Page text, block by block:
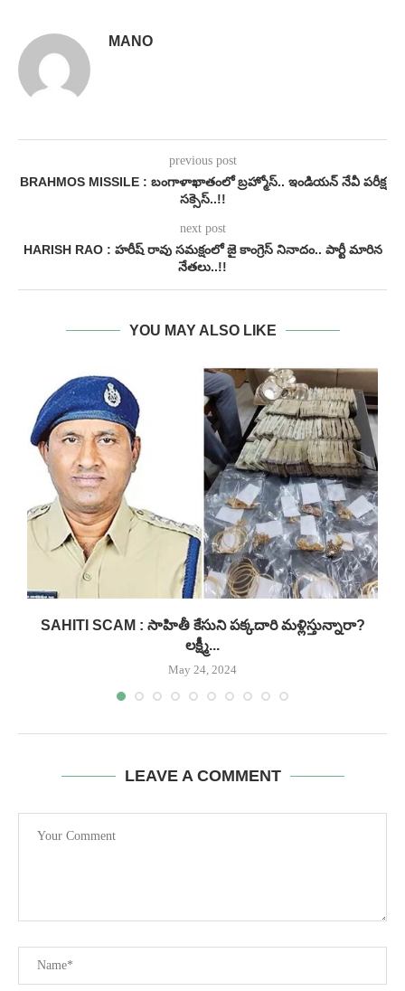
MANO
previous post
BRAHMOS MISSILE : బంగాళాఖాతంలో బ్ర‌హ్మోస్‌.. ఇండియ‌న్ నేవీ పరీక్ష
సక్సెస్..!!
next post
HARISH RAO : హరీష్ రావు సమక్షంలో జై కాంగ్రెస్ నినాదం.. పార్టీ మారిన
నేతలు..!!
YOU MAY ALSO LIKE
SAHITI SCAM : సాహితీ కేసుని పక్కదారి మళ్లిస్తున్నారా?
లక్ష్మీ...
May 24, 2024
LEAVE A COMMENT